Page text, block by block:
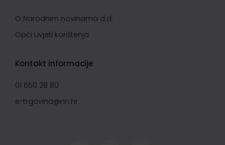
O Narodnim novinama d.d.
Opći uvjeti korištenja
Kontakt informacije
01 650 28 80
e-trgovina@nn.hr